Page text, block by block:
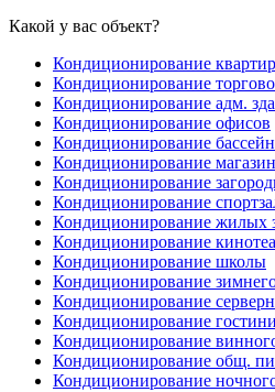
Какой у вас объект?
Кондиционирование
Кондиционирование
Кондиционирование адм.
Кондиционирование офисов
Кондиционирование
Кондиционирование
Кондиционирование
Кондиционирование
Кондиционирование жилых
Кондиционирование
Кондиционирование школы
Кондиционирование
Кондиционирование
Кондиционирование
Кондиционирование
Кондиционирование общ.
Кондиционирование